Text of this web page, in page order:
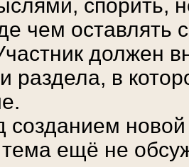
спорить,
чем оставлять
должен
раздела, в
созданием
ещё не